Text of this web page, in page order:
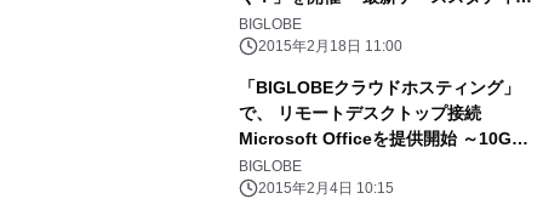
らわかるプロジェクトのポイントを徹
底解説～
BIGLOBE
2015年2月18日 11:00
「BIGLOBEクラウドホスティング」
で、 リモートデスクトップ接続
Microsoft Officeを提供開始 ～10GB
あたり月額250円のバックアップサー
ビスも提供開始～
BIGLOBE
2015年2月4日 10:15